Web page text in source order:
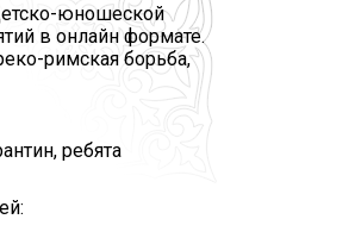
юношеской
в онлайн формате.
римская борьба,
ребята